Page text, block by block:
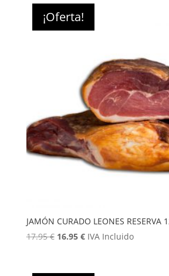
era:
8.25 €.
es:
7.95 €.
¡Oferta!
JAMÓN CURADO LEONES RESERVA
17.95€ El
16.95 €ElIVA Incluido